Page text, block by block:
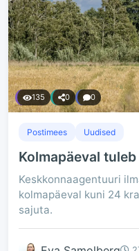
135 0 0
Postimees Uudised
Kolmapäeval
Keskkonnaagentuuri
kolmapäeval kuni 24
sajuta.